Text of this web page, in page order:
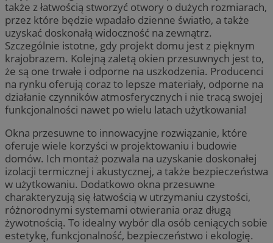
także z łatwością stworzyć otwory o dużych rozmiarach,
przez które będzie wpadało dzienne światło, a także
uzyskać doskonałą widoczność na zewnątrz.
Szczególnie istotne, gdy projekt domu jest z pięknym
krajobrazem. Kolejną zaletą okien przesuwnych jest to,
że są one trwałe i odporne na uszkodzenia. Producenci
na rynku oferują coraz to lepsze materiały, odporne na
działanie czynników atmosferycznych i nie tracą swojej
funkcjonalności nawet po wielu latach użytkowania!
Okna przesuwne to innowacyjne rozwiązanie, które
oferuje wiele korzyści w projektowaniu i budowie
domów. Ich montaż pozwala na uzyskanie doskonałej
izolacji termicznej i akustycznej, a także bezpieczeństwa
w użytkowaniu. Dodatkowo okna przesuwne
charakteryzują się łatwością w utrzymaniu czystości,
różnorodnymi systemami otwierania oraz długą
żywotnością. To idealny wybór dla osób ceniących sobie
estetykę, funkcjonalność, bezpieczeństwo i ekologię.